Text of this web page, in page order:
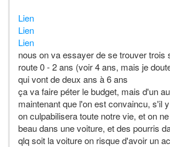
Lien
Lien
Lien
nous on va essayer de se trouver trois
route 0 - 2 ans (voir 4 ans, mais je
qui vont de deux ans à 6 ans
ça va faire péter le budget, mais d'un
maintenant que l'on est convaincu, s'il
on culpabilisera toute notre vie, et on
beau dans une voiture, et des pourris
qlq soit la voiture on risque d'avoir un